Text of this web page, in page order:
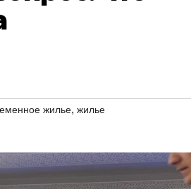
жилье, жилье